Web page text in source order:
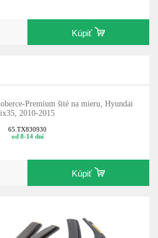
Kúpiť
Premium šité na mieru, Hyundai
ix35, 2010-2015
65.TX830930
od 8-14 dní
Kúpiť